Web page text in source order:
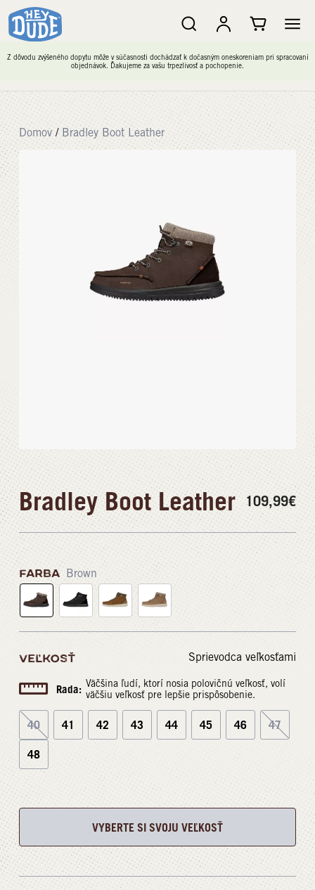
Z dôvodu zvýšeného dopytu môže v súčasnosti dochádzať k dočasným oneskoreniam pri spracovaní
objednávok. Ďakujeme za vašu trpezlivosť a pochopenie.
Domov / Bradley Boot Leather
Bradley Boot Leather 109,99€
FARBA Brown
VEĽKOSŤ Sprievodca veľkosťami
Rada: Väčšina ľudí, ktorí nosia polovičnú veľkosť, volí
väčšiu veľkosť pre lepšie prispôsobenie.
40 41 42 43 44 45 46 47
48
VYBERTE SI SVOJU VEĽKOSŤ